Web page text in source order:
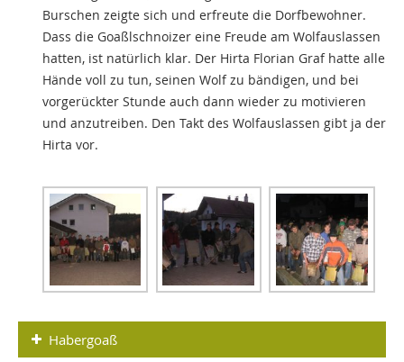
Burschen zeigte sich und erfreute die Dorfbewohner.
Dass die Goaßlschnoizer eine Freude am Wolfauslassen
hatten, ist natürlich klar. Der Hirta Florian Graf hatte alle
Hände voll zu tun, seinen Wolf zu bändigen, und bei
vorgerückter Stunde auch dann wieder zu motivieren
und anzutreiben. Den Takt des Wolfauslassen gibt ja der
Hirta vor.
Habergoaß